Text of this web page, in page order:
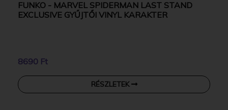
FUNKO - MARVEL SPIDERMAN LAST STAND
EXCLUSIVE GYŰJTŐI VINYL KARAKTER
8690 Ft
RÉSZLETEK